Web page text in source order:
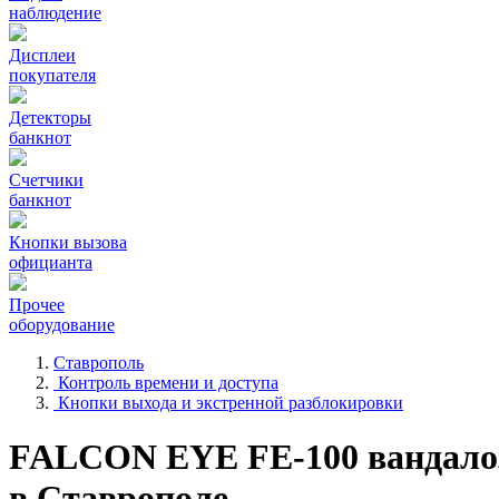
наблюдение
Дисплеи
покупателя
Детекторы
банкнот
Счетчики
банкнот
Кнопки вызова
официанта
Прочее
оборудование
Ставрополь
Контроль времени и доступа
Кнопки выхода и экстренной разблокировки
FALCON EYE FE-100